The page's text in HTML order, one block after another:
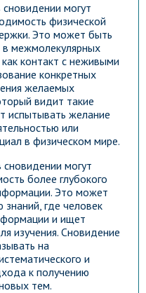
могут
физической
Это может быть
в межмолекулярных
контакт с неживыми
конкретных
желаемых
видит такие
испытывать желание
или
в физическом мире.
могут
более глубокого
Это может
где человек
и ищет
изучения. Сновидение
на
и
к получению
тем.